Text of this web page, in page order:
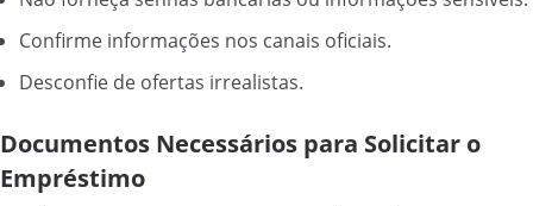
Confirme informações nos canais oficiais.
Desconfie de ofertas irrealistas.
Documentos Necessários para Solicitar o
Empréstimo